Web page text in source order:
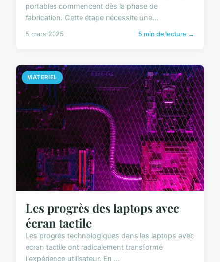
portables commencent dès la phase de
fabrication. Cette étape nécessite une...
5 mars 2025 5 min de lecture →
MATERIEL
Les progrès des laptops avec
écran tactile
Les progrès technologiques dans les laptops avec
écran tactile ont radicalement transformé
l'expérience utilisateur. En ...